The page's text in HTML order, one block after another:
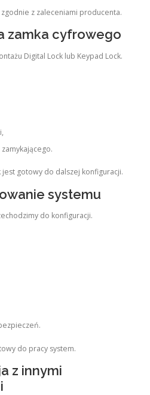
z zaleceniami producenta.
zamka cyfrowego
Digital Lock lub Keypad Lock.
jest gotowy do dalszej konfiguracji.
systemu
do konfiguracji.
do pracy system.
z innymi